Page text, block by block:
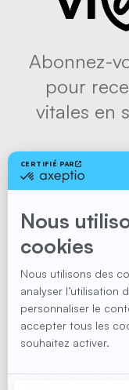
Abonnez-
pour
vitales en
Politique de